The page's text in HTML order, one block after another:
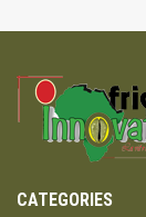
CATEGORIES